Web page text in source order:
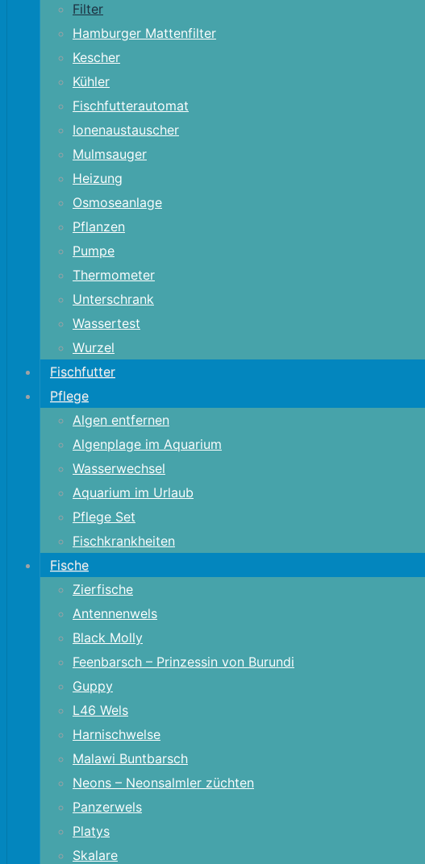
Filter
Hamburger Mattenfilter
Kescher
Kühler
Fischfutterautomat
Ionenaustauscher
Mulmsauger
Heizung
Osmoseanlage
Pflanzen
Pumpe
Thermometer
Unterschrank
Wassertest
Wurzel
Fischfutter
Pflege
Algen entfernen
Algenplage im Aquarium
Wasserwechsel
Aquarium im Urlaub
Pflege Set
Fischkrankheiten
Fische
Zierfische
Antennenwels
Black Molly
Feenbarsch – Prinzessin von Burundi
Guppy
L46 Wels
Harnischwelse
Malawi Buntbarsch
Neons – Neonsalmler züchten
Panzerwels
Platys
Skalare